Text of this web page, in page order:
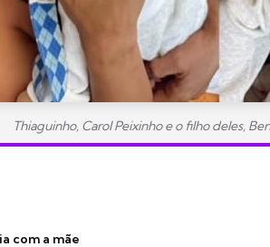
Thiaguinho, Carol Peixinho e o filho deles,
com a mãe